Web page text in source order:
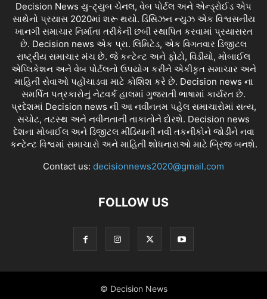
Decision News યુ-ટ્યુબ ચેનલ, વેબ પોર્ટલ અને એન્ડ્રોઈડ એપ
સાથેનો પ્રયાસ 2020માં શરૂ થયો. ડિસિઝન ન્યુઝ એક વિશ્વસનીય
ખાનગી સમાચાર નિર્માતા તરીકેની છબી સ્થાપિત કરવામાં પ્રયાસરત
છે. Decision news એક પ્રા. લિમિટેડ, એક વિગતવાર ડિજીટલ
રાષ્ટ્રીય સમાચાર મંચ છે. જે કન્ટેન્ટ અને ફોટો, વિડીયો, મોબાઈલ
એપ્લિકેશન અને વેબ પોર્ટલનો ઉપયોગ કરીને એકીકૃત સમાચાર અને
માહિતી સેવાઓ પહોંચાડવા માટે કોશિશ કરે છે. Decision news ના
સમર્પિત પત્રકારોનું નેટવર્ક હાલમાં ગુજરાતી ભાષામાં કાર્યરત છે.
પ્રદેશમાં Decision news ની આ નવીનતમ પહેલ સમાચારોમાં સત્ય,
સચોટ, તટસ્થ અને નવીનતાની તાકાતોને દોરશે. Decision news
દેશના મોબાઈલ અને ડિજીટલ મીડિયાની નવી તકનીકોને જોડીને નવા
કન્ટેન્ટ વિશ્વમાં સમાચારો અને માહિતી શોધનારાઓ માટે બ્રિજ બનશે.
Contact us: decisionnews2020@gmail.com
FOLLOW US
© Decision News